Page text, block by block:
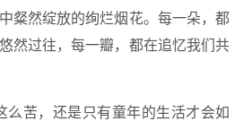
粲然绽放的绚烂烟花。每一朵，都
然过往，每一瓣，都在追忆我们共
么苦，还是只有童年的生活才会如